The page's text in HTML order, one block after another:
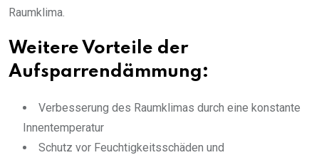
Raumklima.
Weitere Vorteile der
Aufsparrendämmung:
Verbesserung des Raumklimas durch eine konstante
Innentemperatur
Schutz vor Feuchtigkeitsschäden und